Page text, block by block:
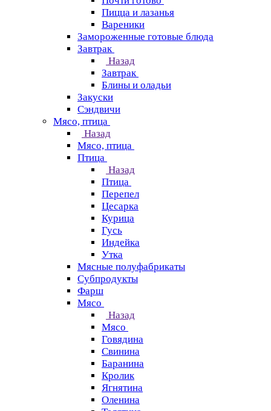
Пицца и лазанья
Вареники
Замороженные готовые блюда
Завтрак
Назад
Завтрак
Блины и оладьи
Закуски
Сэндвичи
Мясо, птица
Назад
Мясо, птица
Птица
Назад
Птица
Перепел
Цесарка
Курица
Гусь
Индейка
Утка
Мясные полуфабрикаты
Субпродукты
Фарш
Мясо
Назад
Мясо
Говядина
Свинина
Баранина
Кролик
Ягнятина
Оленина